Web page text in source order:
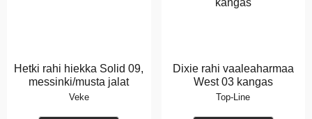
Hetki rahi hiekka Solid 09,
messinki/musta jalat
Veke
Dixie rahi vaaleaharmaa
West 03 kangas
Top-Line